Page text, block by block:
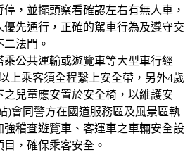
，並擺頭察看確認左右有無人車，
先通行，正確的駕車行為及遵守交
法門。
公共運輸或遊覽車等大型車行經
上乘客須全程繫上安全帶，另外4歲
兒童應安置於安全椅，以維護安
)會同警方在國道服務區及風景區執
稽查遊覽車、客運車之車輛安全設
，確保乘客安全。